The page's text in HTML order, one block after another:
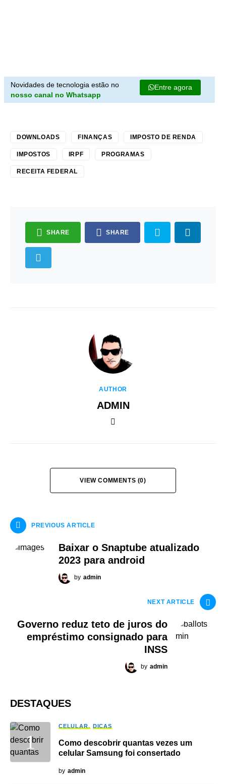
Novidades de tecnologia estão no
nosso canal no Whatsapp
Entre agora
DOWNLOADS FINANÇAS IMPOSTO DE RENDA
IMPOSTOS IRPF PROGRAMAS
RECEITA FEDERAL
SHARE SHARE
AUTHOR
ADMIN
VIEW COMMENTS (0)
PREVIOUS ARTICLE
Baixar o Snaptube atualizado
2023 para android
by admin
NEXT ARTICLE
Governo reduz teto de juros do
empréstimo consignado para
INSS
by admin
DESTAQUES
CELULAR DICAS
Como descobrir quantas vezes um
celular Samsung foi consertado
by admin